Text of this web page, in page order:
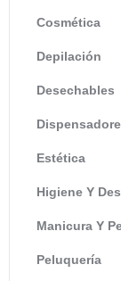
Cosmética
Depilación
Desechables
Estética
Higiene Y
Manicura Y
Peluquería